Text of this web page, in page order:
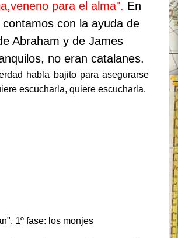
para el alma". En
con la ayuda de
Abraham y de James
no eran catalanes.
habla bajito para asegurarse
escucharla, quiere escucharla.
1º fase: los monjes